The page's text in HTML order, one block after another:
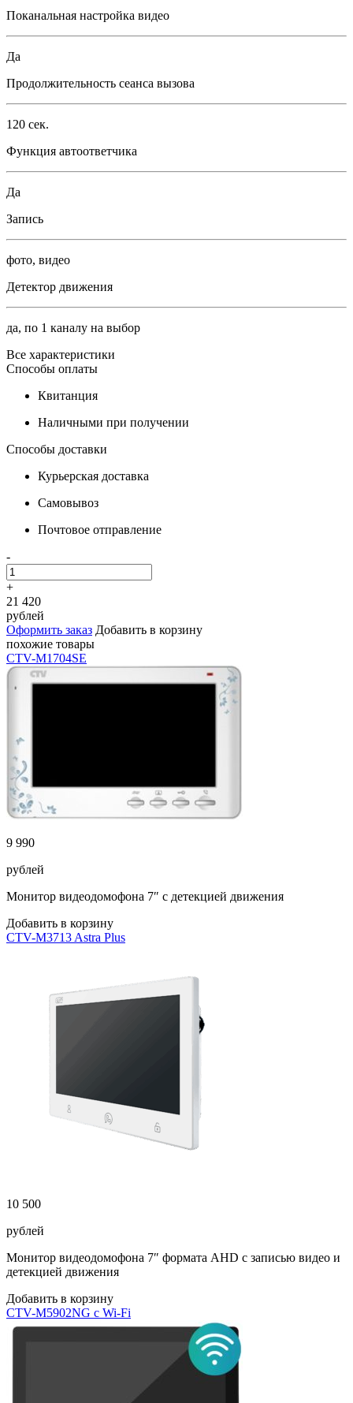
Поканальная настройка видео
Да
Продолжительность сеанса вызова
120 сек.
Функция автоответчика
Да
Запись
фото, видео
Детектор движения
да, по 1 каналу на выбор
Все характеристики
Способы оплаты
Квитанция
Наличными при получении
Способы доставки
Курьерская доставка
Самовывоз
Почтовое отправление
-
+
21 420
рублей
Оформить заказ Добавить в корзину
похожие товары
CTV-M1704SE
9 990
рублей
Монитор видеодомофона 7″ с детекцией движения
Добавить в корзину
CTV-M3713 Astra Plus
10 500
рублей
Монитор видеодомофона 7″ формата AHD с записью видео и
детекцией движения
Добавить в корзину
CTV-M5902NG с Wi-Fi